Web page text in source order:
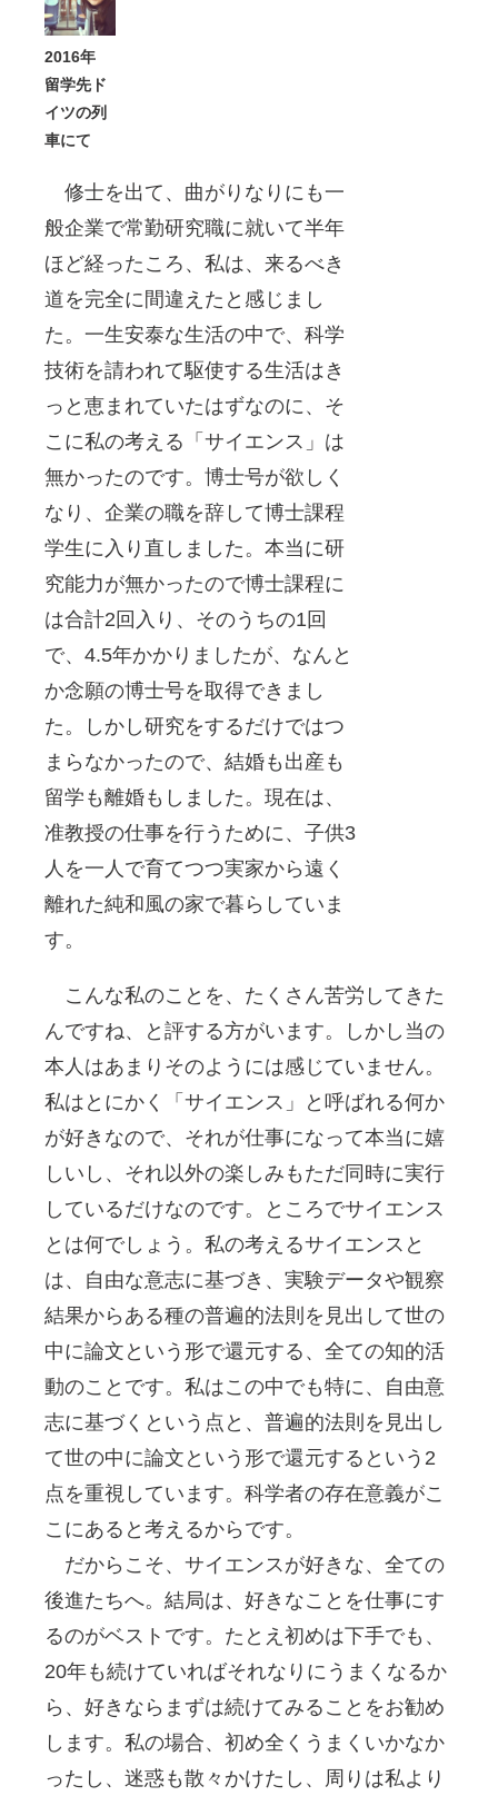
2016年
留学先ド
イツの列
車にて
修士を出て、曲がりなりにも一
般企業で常勤研究職に就いて半年
ほど経ったころ、私は、来るべき
道を完全に間違えたと感じまし
た。一生安泰な生活の中で、科学
技術を請われて駆使する生活はき
っと恵まれていたはずなのに、そ
こに私の考える「サイエンス」は
無かったのです。博士号が欲しく
なり、企業の職を辞して博士課程
学生に入り直しました。本当に研
究能力が無かったので博士課程に
は合計2回入り、そのうちの1回
で、4.5年かかりましたが、なんと
か念願の博士号を取得できまし
た。しかし研究をするだけではつ
まらなかったので、結婚も出産も
留学も離婚もしました。現在は、
准教授の仕事を行うために、子供3
人を一人で育てつつ実家から遠く
離れた純和風の家で暮らしていま
す。
こんな私のことを、たくさん苦労してきた
んですね、と評する方がいます。しかし当の
本人はあまりそのようには感じていません。
私はとにかく「サイエンス」と呼ばれる何か
が好きなので、それが仕事になって本当に嬉
しいし、それ以外の楽しみもただ同時に実行
しているだけなのです。ところでサイエンス
とは何でしょう。私の考えるサイエンスと
は、自由な意志に基づき、実験データや観察
結果からある種の普遍的法則を見出して世の
中に論文という形で還元する、全ての知的活
動のことです。私はこの中でも特に、自由意
志に基づくという点と、普遍的法則を見出し
て世の中に論文という形で還元するという2
点を重視しています。科学者の存在意義がこ
こにあると考えるからです。
だからこそ、サイエンスが好きな、全ての
後進たちへ。結局は、好きなことを仕事にす
るのがベストです。たとえ初めは下手でも、
20年も続けていればそれなりにうまくなるか
ら、好きならまずは続けてみることをお勧め
します。私の場合、初め全くうまくいかなか
ったし、迷惑も散々かけたし、周りは私より